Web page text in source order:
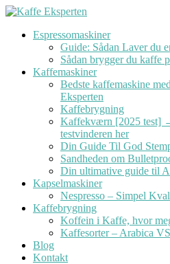
Videre
indholdEspressomaskiner
Guide: Sådan Laver du
Sådan brygger du kaffe
Kaffemaskiner
Bedste kaffemaskine
Eksperten
Kaffebrygning
Kaffekværn [2025 test]
testvinderen her
Din Guide Til God
Sandheden om
Din ultimative guide til
Kapselmaskiner
Nespresso – Simpel
Kaffebrygning
Koffein i Kaffe, hvor
Kaffesorter – Arabica
Blog
Kontakt